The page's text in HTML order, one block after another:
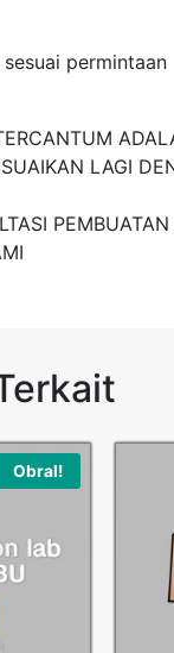
permintaan
LAGI
Obral!